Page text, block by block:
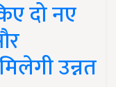
दो नए
उन्नत